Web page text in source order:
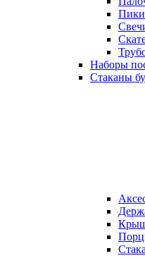
Пики
Наборы
Стаканы